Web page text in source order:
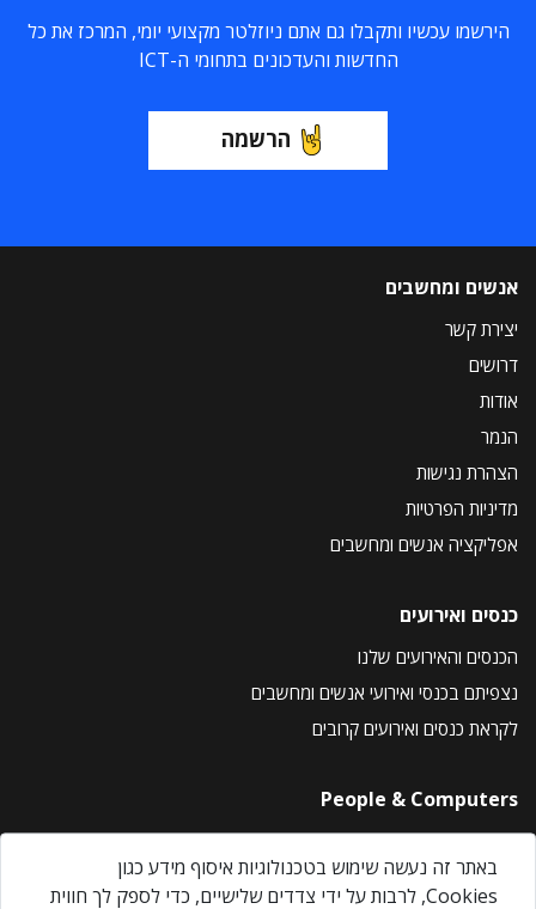
הירשמו עכשיו ותקבלו גם אתם ניוזלטר מקצועי יומי, המרכז את כל
החדשות והעדכונים בתחומי ה-ICT
הרשמה
אנשים ומחשבים
יצירת קשר
דרושים
אודות
הנמר
הצהרת נגישות
מדיניות הפרטיות
אפליקציה אנשים ומחשבים
כנסים ואירועים
הכנסים והאירועים שלנו
נצפיתם בכנסי ואירועי אנשים ומחשבים
לקראת כנסים ואירועים קרובים
People & Computers
About Us
Privacy Policy
באתר זה נעשה שימוש בטכנולוגיות איסוף מידע כגון
Cookies, לרבות על ידי צדדים שלישיים, כדי לספק לך חווית